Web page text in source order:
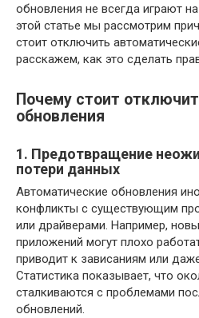
обновления не всегда играют
этой статье мы рассмотрим
стоит отключить
расскажем, как это сделать
Почему стоит
обновления
1. Предотвращение
потери данных
Автоматические обновления
конфликты с существующим
или драйверами. Например,
приложений могут плохо
приводит к зависаниям или
Статистика показывает, что
сталкиваются с проблемами
обновлений.